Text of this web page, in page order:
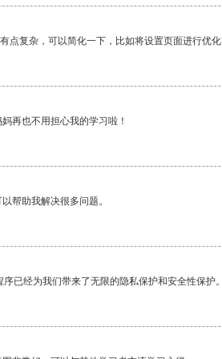
点复杂，可以简化一下，比如将设置页面进行优
再也不用担心我的学习啦！
帮助我解决很多问题。
序已经为我们带来了无限的隐私保护和安全性保护